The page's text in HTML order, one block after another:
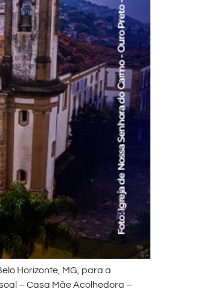
Horizonte, MG, para a
– Casa Mãe Acolhedora –